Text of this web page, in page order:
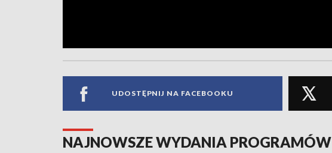
UDOSTĘPNIJ NA FACEBOOKU
NAJNOWSZE WYDANIA PROGRAMÓW